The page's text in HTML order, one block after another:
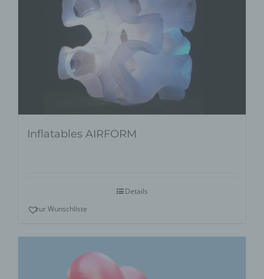
Inflatables AIRFORM
Details
zur Wunschliste